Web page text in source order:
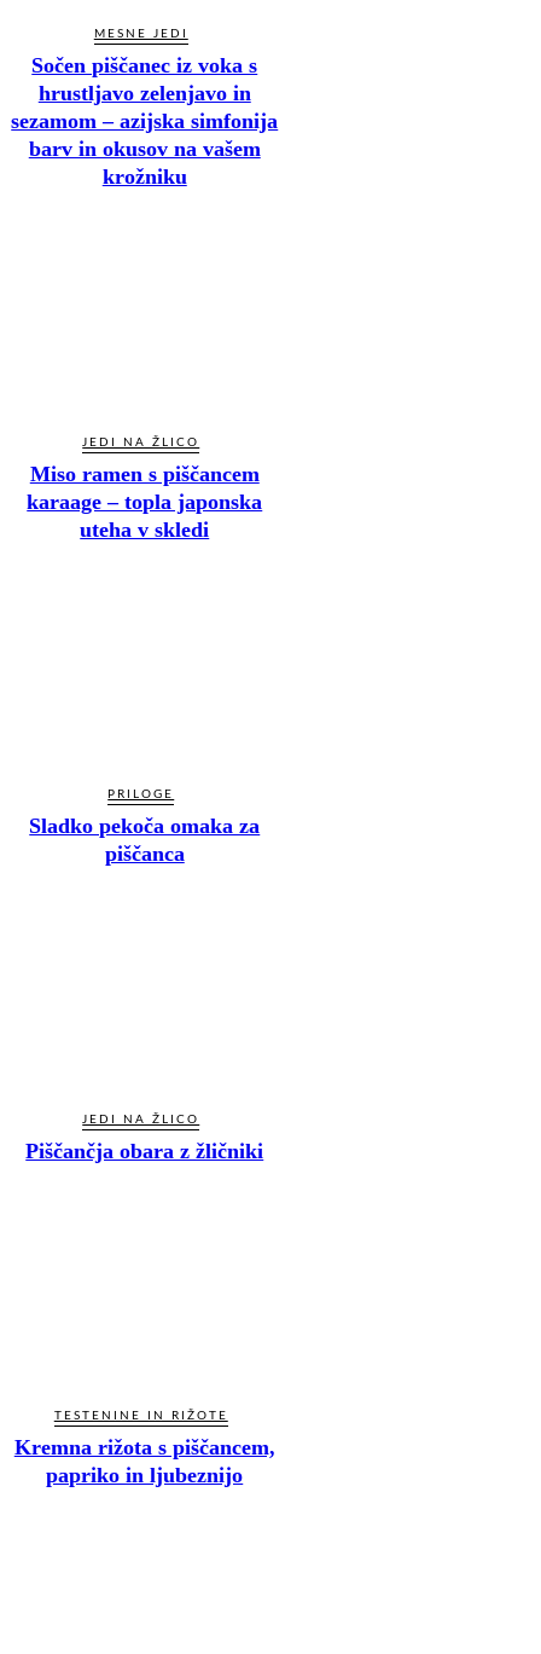
MESNE JEDI
Sočen piščanec iz voka s
hrustljavo zelenjavo in
sezamom – azijska simfonija
barv in okusov na vašem
krožniku
JEDI NA ŽLICO
Miso ramen s piščancem
karaage – topla japonska
uteha v skledi
PRILOGE
Sladko pekoča omaka za
piščanca
JEDI NA ŽLICO
Piščančja obara z žličniki
TESTENINE IN RIŽOTE
Kremna rižota s piščancem,
papriko in ljubeznijo